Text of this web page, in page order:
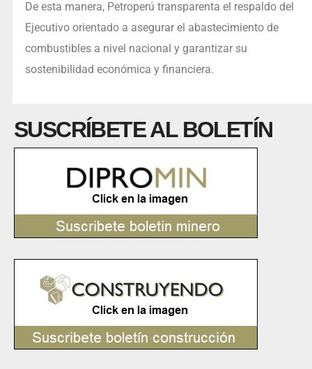
De esta manera, Petroperú transparenta el respaldo del
Ejecutivo orientado a asegurar el abastecimiento de
combustibles a nivel nacional y garantizar su
sostenibilidad económica y financiera.
SUSCRÍBETE AL BOLETÍN